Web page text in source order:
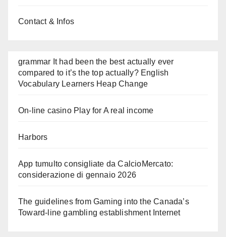
Contact & Infos
grammar It had been the best actually ever
compared to it’s the top actually? English
Vocabulary Learners Heap Change
On-line casino Play for A real income
Harbors
App tumulto consigliate da CalcioMercato:
considerazione di gennaio 2026
The guidelines from Gaming into the Canada’s
Toward-line gambling establishment Internet